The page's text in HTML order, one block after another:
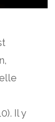
Il y